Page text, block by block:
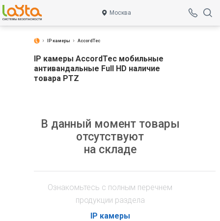
Москва
IP камеры AccordTec
IP камеры AccordTec мобильные
антивандальные Full HD наличие
товара PTZ
В данный момент товары
отсутствуют
на складе
Ознакомьтесь с полным перечнем
продукции раздела
IP камеры